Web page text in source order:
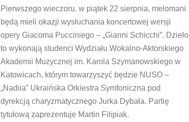
Pierwszego wieczoru, w piątek 22 sierpnia, melomani
będą mieli okazji wysłuchania koncertowej wersji
opery Giacoma Pucciniego – „Gianni Schicchi”. Dzieło
to wykonają studenci Wydziału Wokalno-Aktorskiego
Akademii Muzycznej im. Karola Szymanowskiego w
Katowicach, którym towarzyszyć będzie NUSO –
„Nadiia” Ukraińska Orkiestra Symfoniczna pod
dyrekcją charyzmatycznego Jurka Dybała. Partię
tytułową zaprezentuje Martin Filipiak.